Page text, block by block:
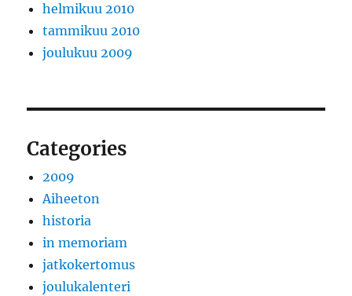
helmikuu 2010
tammikuu 2010
joulukuu 2009
Categories
2009
Aiheeton
historia
in memoriam
jatkokertomus
joulukalenteri